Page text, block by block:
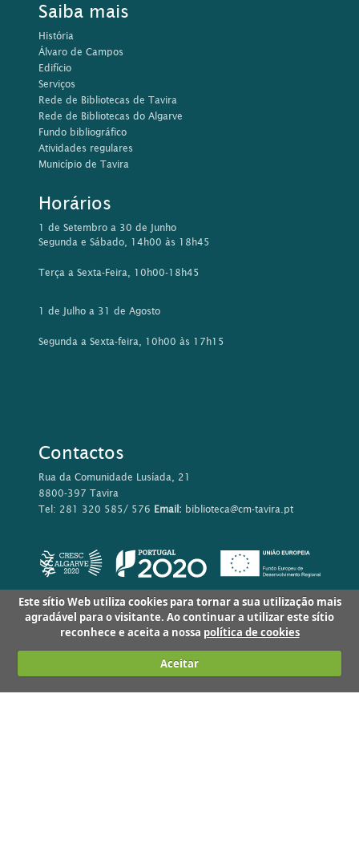
Saiba mais
História
Álvaro de Campos
Edifício
Serviços
Rede de Bibliotecas de Tavira
Rede de Bibliotecas do Algarve
Fundo bibliográfico
Atividades regulares
Município de Tavira
Horários
1 de Setembro a 30 de Junho
Segunda e Sábado, 14h00 às 18h45
Terça a Sexta-Feira, 10h00-18h45
1 de Julho a 31 de Agosto
Segunda a Sexta-feira, 10h00 às 17h15
Contactos
Rua da Comunidade Lusíada, 21
8800-397 Tavira
Tel: 281 320 585/ 576 Email: biblioteca@cm-tavira.pt
Este sítio Web utiliza cookies para tornar a sua utilização mais
agradável para o visitante. Ao continuar a utilizar este sítio
reconhece e aceita a nossa política de cookies
Aceitar